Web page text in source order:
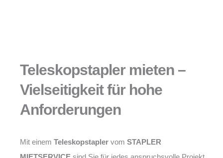
Teleskopstapler mieten –
Vielseitigkeit für hohe
Anforderungen
Mit einem Teleskopstapler vom STAPLER